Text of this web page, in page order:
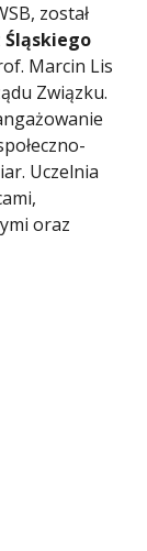
został
Śląskiego
Marcin Lis
Związku.
Uczelnia
oraz